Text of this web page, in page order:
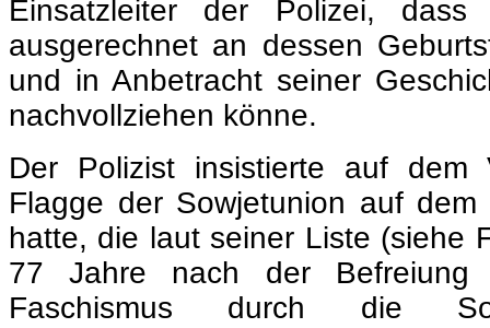
Der Polizist insistierte auf
Flagge der Sowjetunion auf dem
hatte, die laut seiner Liste (siehe
77 Jahre nach der Befreiung
Faschismus durch die
schleichenden Verbot zum Opfer
Quelle: »NETZWERK LINKER
.